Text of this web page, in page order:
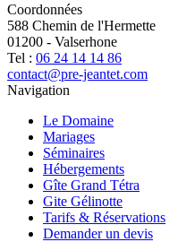
Coordonnées
588 Chemin de l'Hermette
01200 - Valserhone
Tel : 06 24 14 14 86
contact@pre-jeantet.com
Navigation
Le Domaine
Mariages
Séminaires
Hébergements
Gîte Grand Tétra
Gite Gélinotte
Tarifs & Réservations
Demander un devis